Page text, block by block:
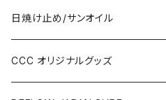
日焼け止め/サンオイル
CCC オリジナルグッズ